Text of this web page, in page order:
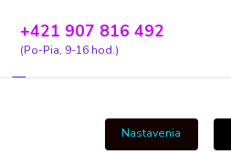
+421 907 816 492
(Po-Pia, 9-16 hod.)
carovnyobchodik13@gmail.com
Nastavenia